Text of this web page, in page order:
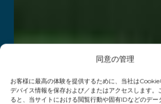
同意の管理
お客様に最高の体験を提供するために、当社は
デバイス情報を保存および／またはアクセスします。
ると、当サイトにおける閲覧行動や固有IDなどのデー